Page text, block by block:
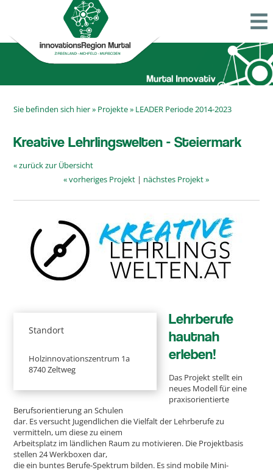
Sie befinden sich hier » Projekte» LEADER Periode 2014-2023
Kreative Lehrlingswelten - Steiermark
« zurück zur Übersicht
« vorheriges Projekt | nächstes Projekt »
Standort
Holzinnovationszentrum 1a
8740 Zeltweg
Lehrberufe
hautnah
erleben!
Das Projekt stellt ein
neues Modell für eine
praxisorientierte
Berufsorientierung an Schulen
dar. Es versucht Jugendlichen die Vielfalt der Lehrberufe zu
vermitteln, um diese zu einem
Arbeitsplatz im ländlichen Raum zu motivieren. Die Projektbasis
stellen 24 Werkboxen dar,
die ein buntes Berufe-Spektrum bilden. Es sind mobile Mini-